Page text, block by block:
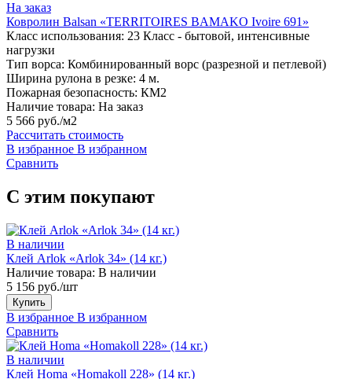
На заказ
Ковролин Balsan «TERRITOIRES BAMAKO Ivoire 691»
Класс использования: 23 Класс - бытовой, интенсивные
нагрузки
Тип ворса: Комбинированный ворс (разрезной и петлевой)
Ширина рулона в резке: 4 м.
Пожарная безопасность: КМ2
Наличие товара: На заказ
5 566 руб./м2
Рассчитать стоимость
В избранное В избранном
Сравнить
С этим покупают
В наличии
Клей Arlok «Arlok 34» (14 кг.)
Наличие товара: В наличии
5 156 руб./шт
Купить
В избранное В избранном
Сравнить
В наличии
Клей Homa «Homakoll 228» (14 кг.)